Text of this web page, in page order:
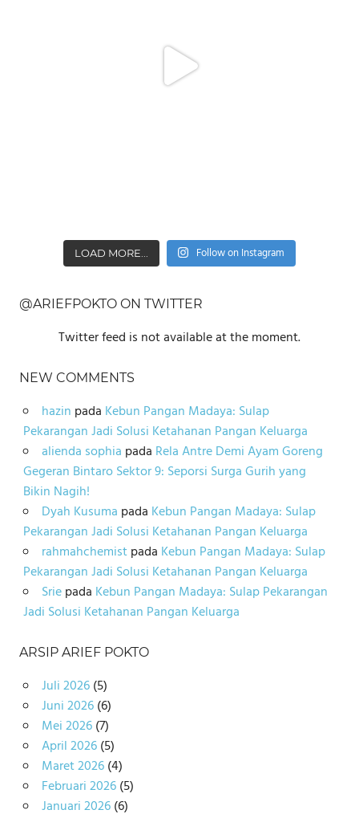
LOAD MORE... Follow on Instagram
@ARIEFPOKTO ON TWITTER
Twitter feed is not available at the moment.
NEW COMMENTS
hazin pada Kebun Pangan Madaya: Sulap
Pekarangan Jadi Solusi Ketahanan Pangan Keluarga
alienda sophia pada Rela Antre Demi Ayam Goreng
Gegeran Bintaro Sektor 9: Seporsi Surga Gurih yang
Bikin Nagih!
Dyah Kusuma pada Kebun Pangan Madaya: Sulap
Pekarangan Jadi Solusi Ketahanan Pangan Keluarga
rahmahchemistpada Kebun Pangan Madaya: Sulap
Pekarangan Jadi Solusi Ketahanan Pangan Keluarga
Sriepada Kebun Pangan Madaya: Sulap Pekarangan
Jadi Solusi Ketahanan Pangan Keluarga
ARSIP ARIEF POKTO
Juli 2026(5)
Juni 2026(6)
Mei 2026(7)
April 2026(5)
Maret 2026(4)
Februari 2026(5)
Januari 2026(6)